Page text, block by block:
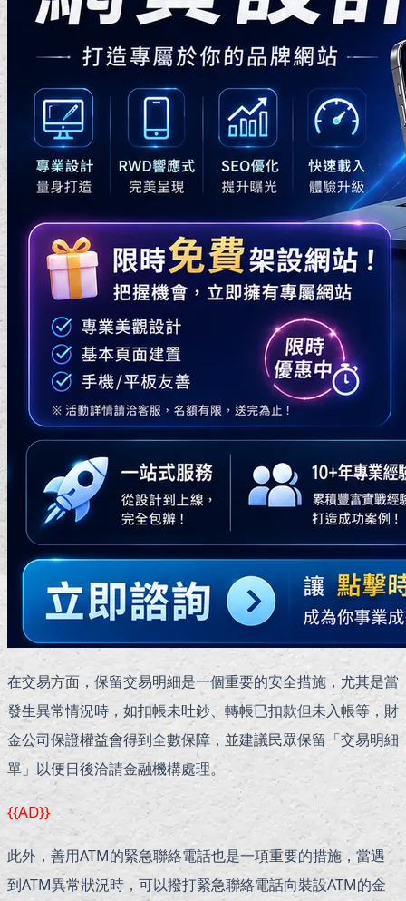
在交易方面，保留交易明細是一個重要的安全措施，尤其是當
發生異常情況時，如扣帳未吐鈔、轉帳已扣款但未入帳等，財
金公司保證權益會得到全數保障，並建議民眾保留「交易明細
單」以便日後洽請金融機構處理。
{{AD}}
此外，善用ATM的緊急聯絡電話也是一項重要的措施，當遇
到ATM異常狀況時，可以撥打緊急聯絡電話向裝設ATM的金